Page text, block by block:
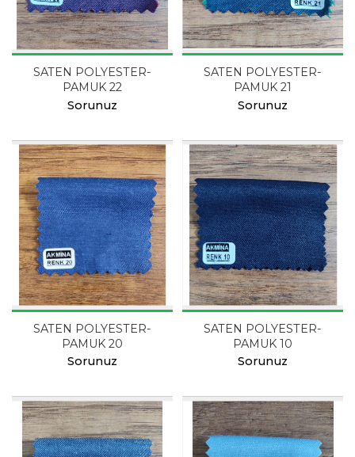
SATEN POLYESTER-
PAMUK 22
Sorunuz
SATEN POLYESTER-
PAMUK 21
Sorunuz
SATEN POLYESTER-
PAMUK 20
Sorunuz
SATEN POLYESTER-
PAMUK 10
Sorunuz